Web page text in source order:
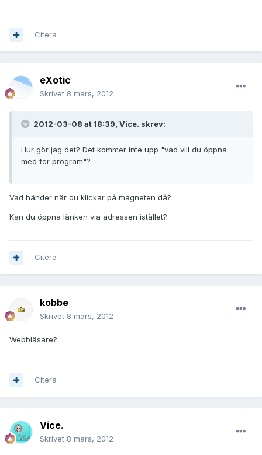
Citera
eXotic
Skrivet 8 mars, 2012
2012-03-08 at 18:39, Vice. skrev:
Hur gör jag det? Det kommer inte upp "vad vill du öppna
med för program"?
Vad händer när du klickar på magneten då?
Kan du öppna länken via adressen istället?
Citera
kobbe
Skrivet 8 mars, 2012
Webbläsare?
Citera
Vice.
Skrivet 8 mars, 2012